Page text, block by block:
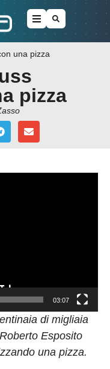
una pizza
pizza
03:07
di migliaia
Esposito
una pizza.